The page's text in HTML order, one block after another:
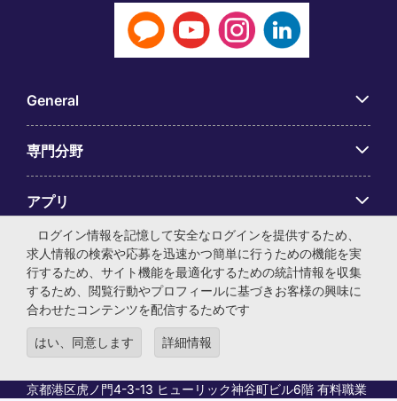
General
専門分野
アプリ
Employer Centre
© マイケル・ペイジ・インターナショナル・ジャパン株式会
京都港区虎ノ門4-3-13 ヒューリック神谷町ビル6階 有料職業
ログイン情報を記憶して安全なログインを提供するため、
求人情報の検索や応募を迅速かつ簡単に行うための機能を実
行するため、サイト機能を最適化するための統計情報を収集
するため、閲覧行動やプロフィールに基づきお客様の興味に
合わせたコンテンツを配信するためです
はい、同意します 詳細情報